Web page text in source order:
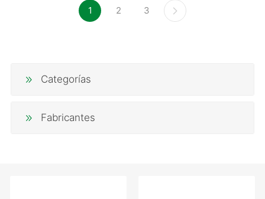
1 2 3
Categorías
Fabricantes